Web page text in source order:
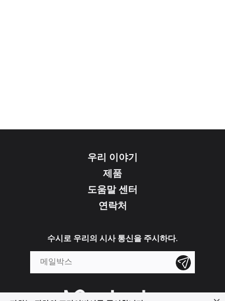
우리 이야기
제품
도움말 센터
연락처
수시로 우리의 시사 통신을 주시하다.